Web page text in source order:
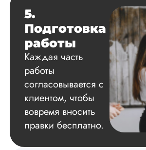
5.
Подготовка
работы
Каждая часть
работы
согласовывается с
клиентом, чтобы
вовремя вносить
правки бесплатно.